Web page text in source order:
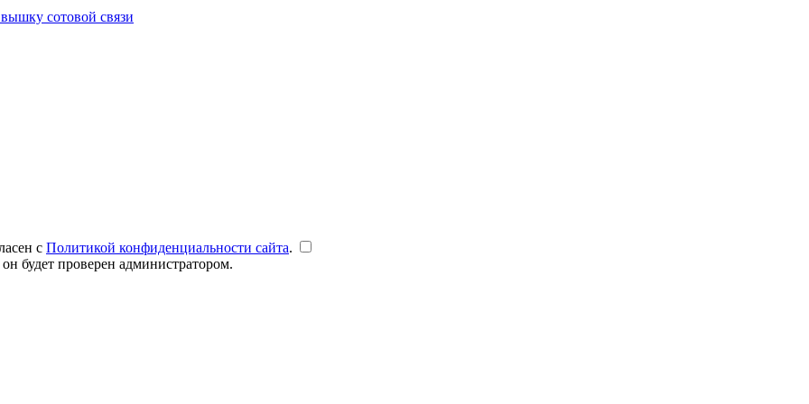
сотовой связи
с Политикой конфиденциальности сайта.
будет проверен администратором.